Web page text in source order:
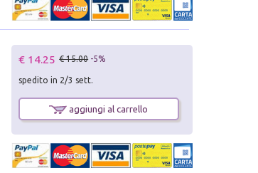
€ 14.25 € 15.00 -5%
spedito in 2/3 sett.
aggiungi al carrello